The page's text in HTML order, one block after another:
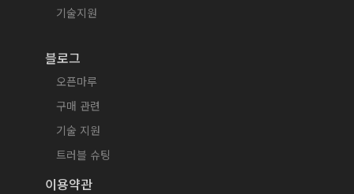
기술지원
블로그
오픈마루
구매 관련
기술 지원
트러블 슈팅
이용약관